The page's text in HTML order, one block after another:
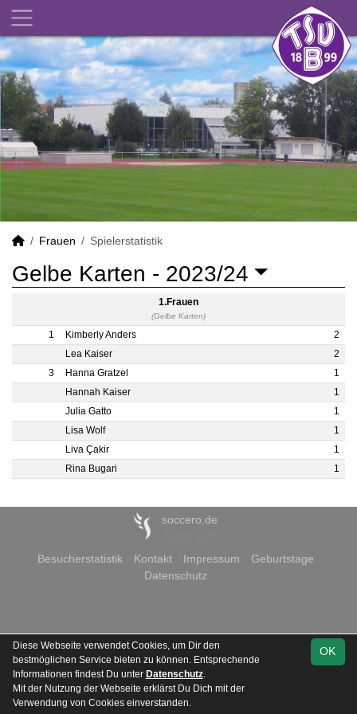
Frauen Spielerstatistik
Gelbe Karten - 2023/24
1.Frauen
(Gelbe Karten)
1 Kimberly Anders
2
Lea Kaiser
2
3
Hanna Gratzel
1
Hannah Kaiser
1
Julia Gatto
1
Lisa Wolf
1
Liva Çakir
1
Rina Bugari
1
soccero.de
Besucherstatistik Kontakt Impressum
Geburtstage
Datenschutz
OK
Diese Webseite verwendet Cookies, um Dir den
bestmöglichen Service bieten zu können. Entsprechende
Informationen findest Du unter Datenschutz.
Mit der Nutzung der Webseite erklärst Du Dich mit der
Verwendung von Cookies einverstanden.